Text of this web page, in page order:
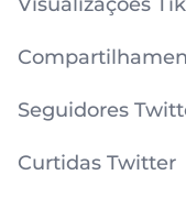
Seguidores
Curtidas Twitter